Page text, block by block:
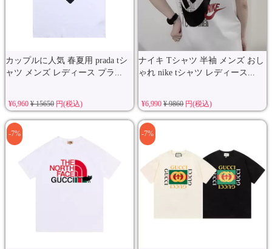
カップルに人気 春夏用 prada tシ
ャツ メンズ レディース プラ...
¥6,960 ¥ 15650円(税込)
ナイキ Tシャツ 半袖 メンズ おし
ゃれ nike tシャツ レディース...
¥6,990¥ 9860円(税込)
-7% -7%